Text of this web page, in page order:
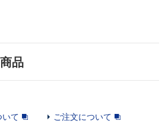
品
いて
ご注文について